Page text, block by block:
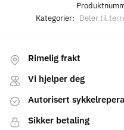
Kategorier: Deler til
Rimelig frakt
Vi hjelper deg
Autorisert
Sikker betaling